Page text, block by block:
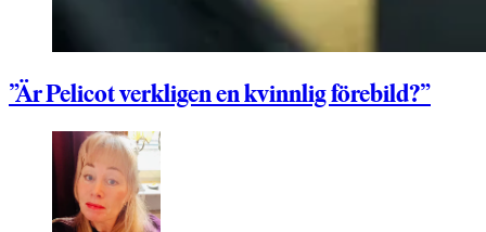
”Är Pelicot verkligen en kvinnlig förebild?”